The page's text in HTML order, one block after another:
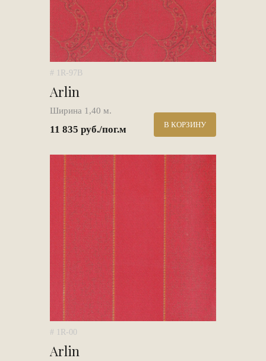
# 1R-97B
Arlin
Ширина 1,40 м.
11 835 руб./пог.м В КОРЗИНУ
# 1R-00
Arlin